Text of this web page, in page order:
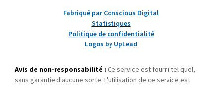
Fabriqué par Conscious Digital
Statistiques
Politique de confidentialité
Logos by UpLead
Avis de non-responsabilité : Ce service est fourni tel quel,
sans garantie d'aucune sorte. L'utilisation de ce service est